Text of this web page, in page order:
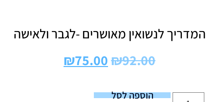
המדריך לנשואין מאושרים -לגבר ולאישה
₪92.00
₪75.00
הוספה לסל